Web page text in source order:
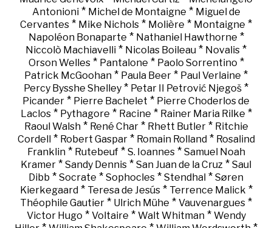
Antonioni* Michel de Montaigne * Miguel de
Cervantes * Mike Nichols * Molière * Montaigne *
Napoléon Bonaparte * Nathaniel Hawthorne *
Niccolò Machiavelli * Nicolas Boileau * Novalis *
Orson Welles* Pantalone * Paolo Sorrentino *
Patrick McGoohan * Paula Beer * Paul Verlaine *
Percy Bysshe Shelley * Petar II Petrović Njegoš *
Picander * Pierre Bachelet * Pierre Choderlos de
Laclos* Pythagore * Racine * Rainer Maria Rilke *
Raoul Walsh* René Char* Rhett Butler* Ritchie
Cordell * Robert Gaspar* Romain Rolland* Rosalind
Franklin* Rutebeuf* S. Ioannes* Samuel Noah
Kramer * Sandy Dennis * San Juan de la Cruz * Saul
Dibb * Socrate * Sophocles * Stendhal * Søren
Kierkegaard* Teresa de Jesús* Terrence Malick *
Théophile Gautier * Ulrich Mühe * Vauvenargues *
Victor Hugo * Voltaire * Walt Whitman* Wendy